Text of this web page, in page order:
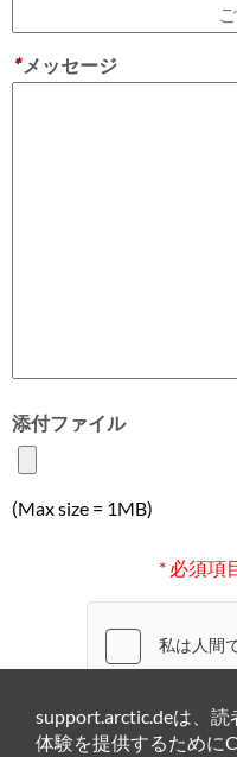
*メッセージ
添付ファイル
(Max size = 1MB)
* 必須項
support.arctic.deは、
体験を提供するために